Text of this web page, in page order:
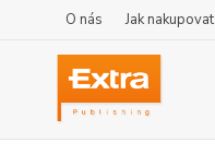
O nás Jak nakupovat